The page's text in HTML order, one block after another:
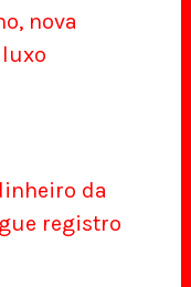
nova
da
registro